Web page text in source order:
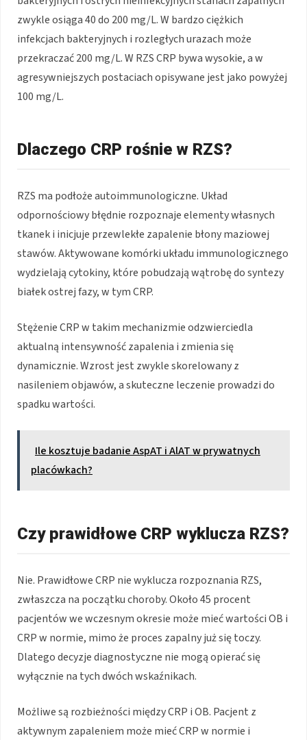
zwykle osiąga 40 do 200 mg/L. W bardzo ciężkich
infekcjach bakteryjnych i rozległych urazach może
przekraczać 200 mg/L. W RZS CRP bywa wysokie, a w
agresywniejszych postaciach opisywane jest jako powyżej
100 mg/L.
Dlaczego CRP rośnie w RZS?
RZS ma podłoże autoimmunologiczne. Układ
odpornościowy błędnie rozpoznaje elementy własnych
tkanek i inicjuje przewlekłe zapalenie błony maziowej
stawów. Aktywowane komórki układu immunologicznego
wydzielają cytokiny, które pobudzają wątrobę do syntezy
białek ostrej fazy, w tym CRP.
Stężenie CRP w takim mechanizmie odzwierciedla
aktualną intensywność zapalenia i zmienia się
dynamicznie. Wzrost jest zwykle skorelowany z
nasileniem objawów, a skuteczne leczenie prowadzi do
spadku wartości.
Ile kosztuje badanie AspAT i AlAT w prywatnych
placówkach?
Czy prawidłowe CRP wyklucza RZS?
Nie. Prawidłowe CRP nie wyklucza rozpoznania RZS,
zwłaszcza na początku choroby. Około 45 procent
pacjentów we wczesnym okresie może mieć wartości OB i
CRP w normie, mimo że proces zapalny już się toczy.
Dlatego decyzje diagnostyczne nie mogą opierać się
wyłącznie na tych dwóch wskaźnikach.
Możliwe są rozbieżności między CRP i OB. Pacjent z
aktywnym zapaleniem może mieć CRP w normie i